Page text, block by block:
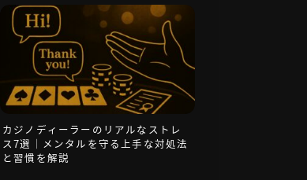
カジノディーラーのリアルなストレ
ス7選｜メンタルを守る上手な対処法
と習慣を解説